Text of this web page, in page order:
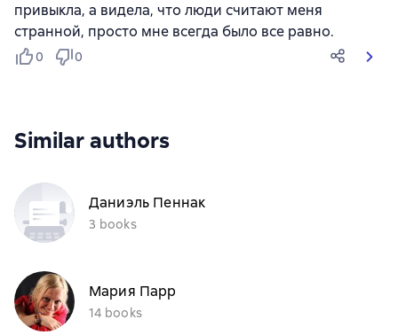
привыкла, а видела, что люди считают меня
странной, просто мне всегда было все равно.
0 0
Similar authors
Даниэль Пеннак
3 books
Мария Парр
14 books